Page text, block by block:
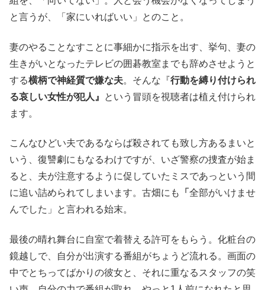
と言うが、「家にいればいい」とのこと。
妻のやることなすことに事細かに指示を出す、挙句、妻の
生きがいとなったテレビの囲碁教室までも辞めさせようと
する横柄で神経質で嫌な夫。そんな『行動を縛り付けられ
る哀しい女性が犯人』
という冒頭を視聴者は植え付けられ
ます。
こんなひどい夫であるならば殺されても致し方あるまいと
いう、復讐劇にもなるわけですが、いざ警察の捜査が始ま
ると、夫が注意するように促していたミスであっという間
に追い詰められてしまいます。古畑にも
「 全部がいけませ
んでした」と言われる始末。
最後の晴れ舞台に自室で着替える許可をもらう。化粧台の
鏡越しで、自分が出演する番組がちょうど流れる。画面の
中でとちってばかりの彼女と、それに重なるスタッフの笑